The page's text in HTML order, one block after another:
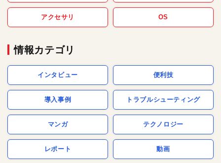
アクセサリ OS
情報カテゴリ
インタビュー 便利技
導入事例 トラブルシューティング
マンガ テクノロジー
レポート 動画